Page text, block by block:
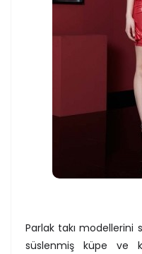
Parlak takı modellerini
süslenmiş küpe ve